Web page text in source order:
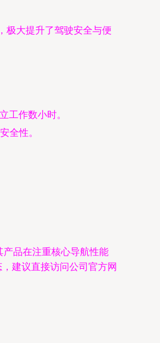
极大提升了驾驶安全与便
工作数小时。
全性。
品在注重核心导航性能
建议直接访问公司官方网